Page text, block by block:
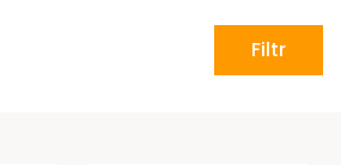
Filtr